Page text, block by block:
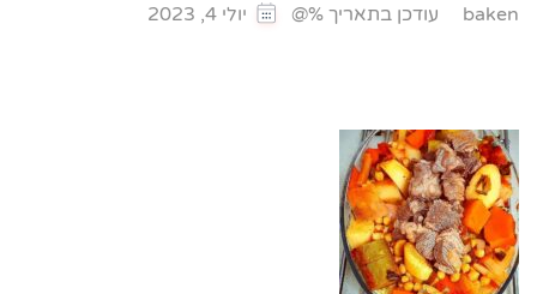
baken עודכן בתאריך %@ יולי 4, 2023